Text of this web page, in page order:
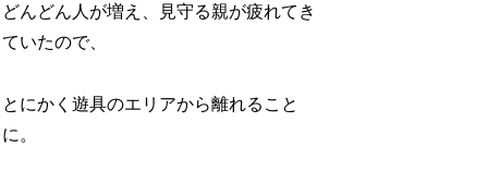
どんどん人が増え、見守る親が疲れてき
ていたので、
とにかく遊具のエリアから離れること
に。